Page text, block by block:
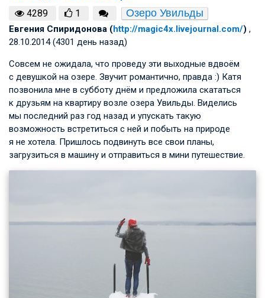
4289 1 Озеро Увильды
Евгения Спиридонова (http://magic4x.livejournal.com/) ,
28.10.2014 (4301 день назад)
Совсем не ожидала, что проведу эти выходные вдвоём
с девушкой на озере. Звучит романтично, правда :) Катя
позвонила мне в субботу днём и предложила скататься
к друзьям на квартиру возле озера Увильды. Виделись
мы последний раз год назад и упускать такую
возможность встретиться с ней и побыть на природе
я не хотела. Пришлось подвинуть все свои планы,
загрузиться в машину и отправиться в мини путешествие.